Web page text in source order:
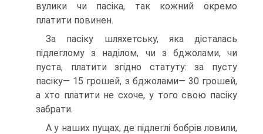
вулики чи пасіка, так кожний окремо
платити повинен.
За пасіку шляхетську, яка дісталась
підлеглому з наділом, чи з бджолами, чи
пуста, платити згідно статуту: за пусту
пасіку— 15 грошей, з бджолами— 30 грошей,
а хто платити не схоче, у того свою пасіку
забрати.
А у наших пущах, де підлеглі бобрів ловили,